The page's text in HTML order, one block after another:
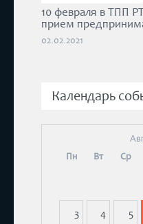
10 февраля в ТПП
прием
02.02.2021
Календарь
Пн
Вт Ср
3 4 5